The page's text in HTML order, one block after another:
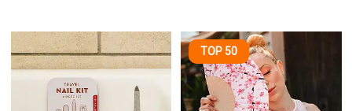
TOP 50